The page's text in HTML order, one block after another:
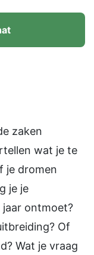
zaken
wat je te
je dromen
je je
jaar ontmoet?
Of
Wat je vraag